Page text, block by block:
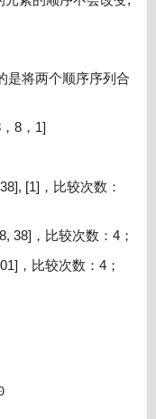
是将两个顺序序列合
8，1]
[1]，比较次数：
38]，比较次数：4；
，比较次数：4；